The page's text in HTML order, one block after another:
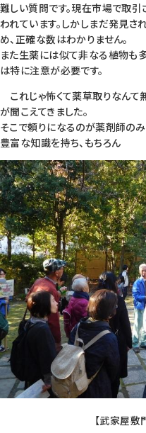
難しい質問です。現在市場で取
われています。しかしまだ発見
め、正確な数はわかりません。
また生薬には似て非なる植物も
は特に注意が必要です。
これじゃ怖くて薬草取りなんて
が聞こえてきました。
そこで頼りになるのが薬剤師のみ
豊富な知識を持ち、もちろん
【武家屋敷